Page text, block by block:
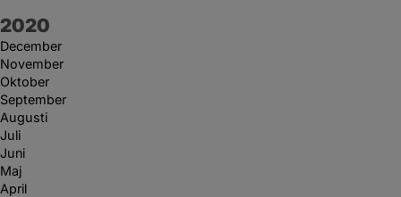
År:
2020
December
November
Oktober
September
Augusti
Juli
Juni
Maj
April